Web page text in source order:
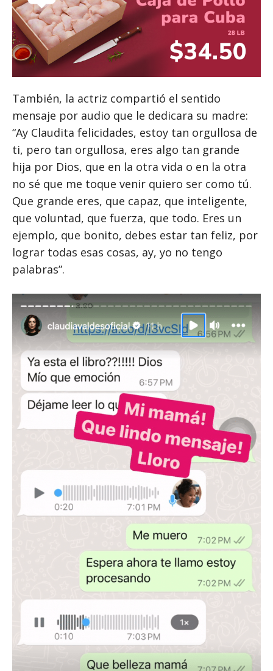
También, la actriz compartió el sentido
mensaje por audio que le dedicara su madre:
“Ay Claudita felicidades, estoy tan orgullosa de
ti, pero tan orgullosa, eres algo tan grande
hija por Dios, que en la otra vida o en la otra
no sé que me toque venir quiero ser como tú.
Que grande eres, que capaz, que inteligente,
que voluntad, que fuerza, que todo. Eres un
ejemplo, que bonito, debes estar tan feliz, por
lograr todas esas cosas, ay, yo no tengo
palabras”.